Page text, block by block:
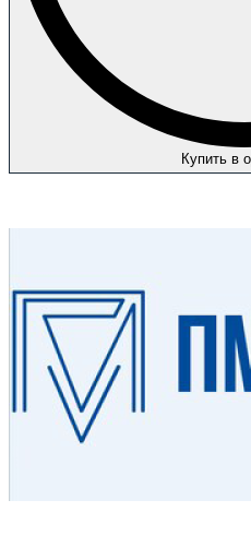
Купить в